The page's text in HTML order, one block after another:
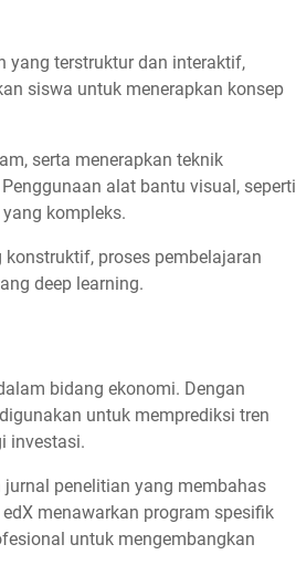
yang terstruktur dan interaktif,
siswa untuk menerapkan konsep
serta menerapkan teknik
alat bantu visual, seperti
kompleks.
proses pembelajaran
deep learning.
bidang ekonomi. Dengan
untuk memprediksi tren
investasi.
jurnal penelitian yang membahas
menawarkan program spesifik
untuk mengembangkan